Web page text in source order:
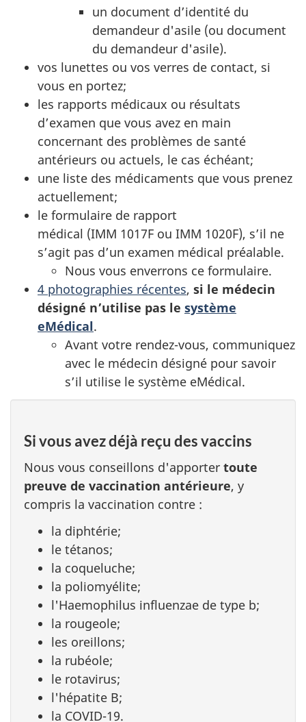
un document d’identité du
demandeur d'asile (ou document
du demandeur d'asile).
vos lunettes ou vos verres de contact, si
vous en portez;
les rapports médicaux ou résultats
d’examen que vous avez en main
concernant des problèmes de santé
antérieurs ou actuels, le cas échéant;
une liste des médicaments que vous prenez
actuellement;
le formulaire de rapport
médical (IMM 1017F ou IMM 1020F), s’il ne
s’agit pas d’un examen médical préalable.
Nous vous enverrons ce formulaire.
4 photographies récentes, si le médecin
désigné n’utilise pas le système
eMédical.
Avant votre rendez-vous, communiquez
avec le médecin désigné pour savoir
s’il utilise le système eMédical.
Si vous avez déjà reçu des vaccins
Nous vous conseillons d'apporter toute
preuve de vaccination antérieure, y
compris la vaccination contre :
la diphtérie;
le tétanos;
la coqueluche;
la poliomyélite;
l'Haemophilus influenzae de type b;
la rougeole;
les oreillons;
la rubéole;
le rotavirus;
l'hépatite B;
la COVID-19.